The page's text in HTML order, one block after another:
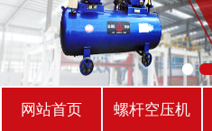
网站首页 螺杆空压机